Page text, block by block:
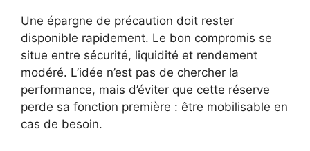
Une épargne de précaution doit rester
disponible rapidement. Le bon compromis se
situe entre sécurité, liquidité et rendement
modéré. L’idée n’est pas de chercher la
performance, mais d’éviter que cette réserve
perde sa fonction première : être mobilisable en
cas de besoin.